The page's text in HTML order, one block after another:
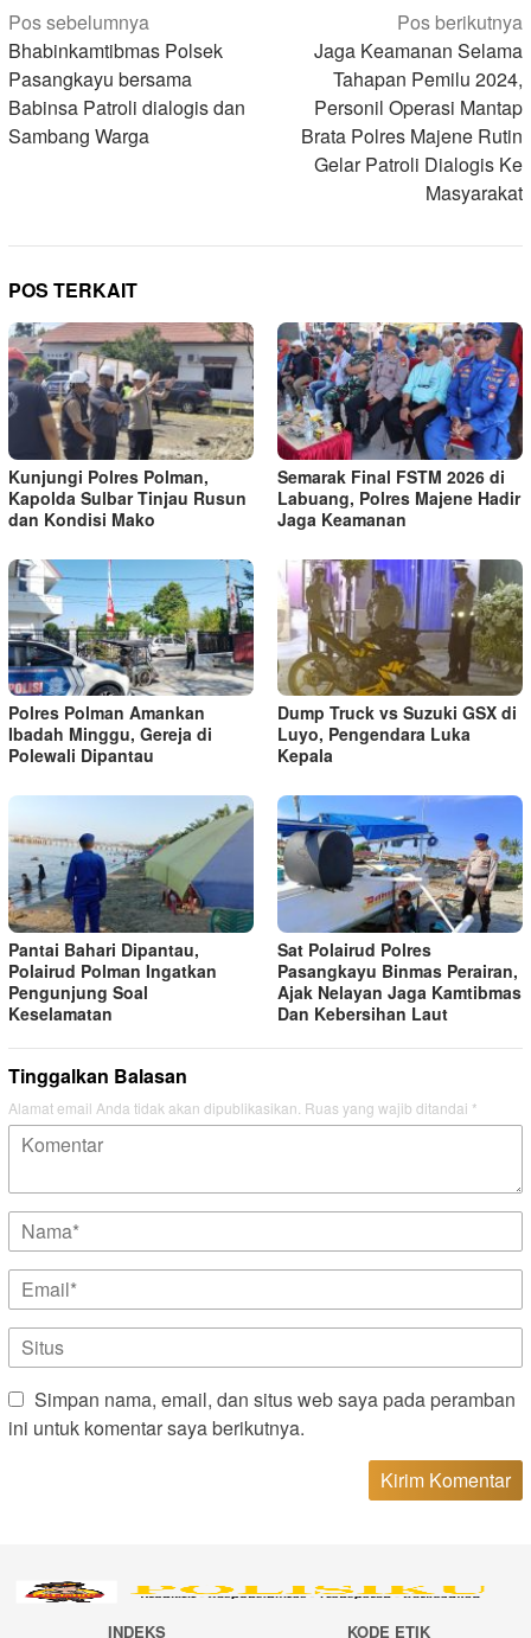
Navigasi
pos
Pos sebelumnya
Bhabinkamtibmas Polsek
Pasangkayu bersama
Babinsa Patroli dialogis dan
Sambang Warga
Pos berikutnya
Jaga Keamanan Selama
Tahapan Pemilu 2024,
Personil Operasi Mantap
Brata Polres Majene Rutin
Gelar Patroli Dialogis Ke
Masyarakat
POS TERKAIT
Kunjungi Polres Polman,
Kapolda Sulbar Tinjau Rusun
dan Kondisi Mako
Semarak Final FSTM 2026 di
Labuang, Polres Majene Hadir
Jaga Keamanan
Polres Polman Amankan
Ibadah Minggu, Gereja di
Polewali Dipantau
Dump Truck vs Suzuki GSX di
Luyo, Pengendara Luka
Kepala
Pantai Bahari Dipantau,
Polairud Polman Ingatkan
Pengunjung Soal
Keselamatan
Sat Polairud Polres
Pasangkayu Binmas Perairan,
Ajak Nelayan Jaga Kamtibmas
Dan Kebersihan Laut
Tinggalkan Balasan
Alamat email Anda tidak akan dipublikasikan. Ruas yang wajib ditandai *
Simpan nama, email, dan situs web saya pada peramban
ini untuk komentar saya berikutnya.
INDEKS KODE ETIK